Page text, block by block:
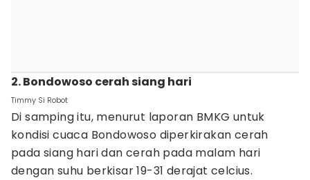
2. Bondowoso cerah siang hari
Timmy Si Robot
Di samping itu, menurut laporan BMKG untuk
kondisi cuaca Bondowoso diperkirakan cerah
pada siang hari dan cerah pada malam hari
dengan suhu berkisar 19-31 derajat celcius.